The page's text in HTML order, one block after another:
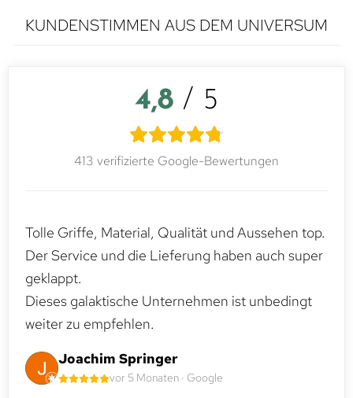
KUNDENSTIMMEN AUS DEM UNIVERSUM
4,8 / 5
413 verifizierte Google-Bewertungen
Tolle Griffe, Material, Qualität und Aussehen top.
Der Service und die Lieferung haben auch super
geklappt.
Dieses galaktische Unternehmen ist unbedingt
weiter zu empfehlen.
Joachim Springer
vor 5 Monaten · Google